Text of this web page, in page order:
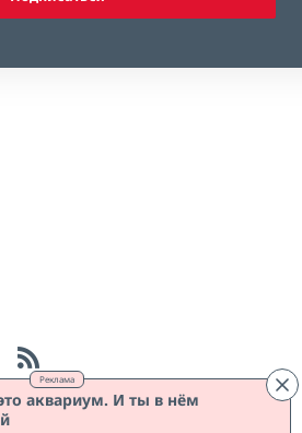
Реклама
аквариум. И ты в нём
сайтом"